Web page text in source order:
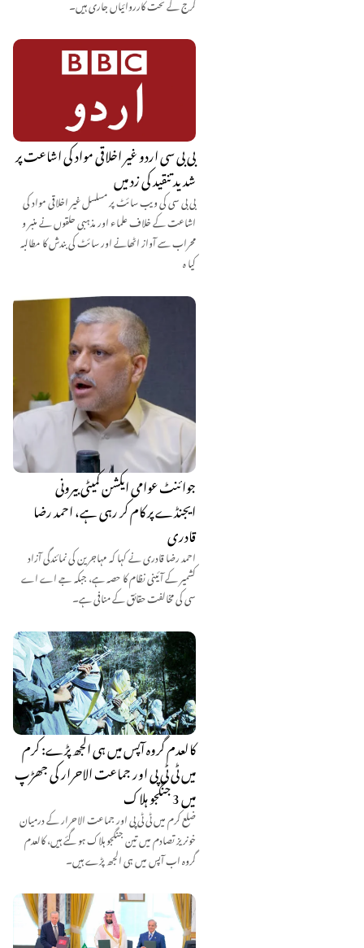
بی بی سی اردو غیر اخلاقی مواد کی اشاعت پر
شدید تنقید کی زد میں
بی بی سی کی ویب سائٹ پر مسلسل غیر اخلاقی مواد کی
اشاعت کے خلاف علماء اور مذہبی حلقوں نے منبر و
محراب سے آواز اٹھانے اور سائٹ کی بندش کا مطالبہ
کیا ہ
جوائنٹ عوامی ایکشن کمیٹی بیرونی
ایجنڈے پر کام کر رہی ہے، احمد رضا
قادری
احمد رضا قادری نے کہا کہ مہاجرین کی نمائندگی آزاد
کشمیر کے آئینی نظام کا حصہ ہے، جبکہ جے اے اے
سی کی مخالفت حقائق کے منافی ہے۔
کالعدم گروہ آپس میں ہی الجھ پڑے: کرم
میں ٹی ٹی پی اور جماعت الاحرار کی جھڑپ
میں 3 جنگجو ہلاک
ضلع کرم میں ٹی ٹی پی اور جماعت الاحرار کے درمیان
خونریز تصادم میں تین جنگجو ہلاک ہو گئے ہیں، کالعدم
گروہ اب آپس میں ہی الجھ پڑے ہیں۔